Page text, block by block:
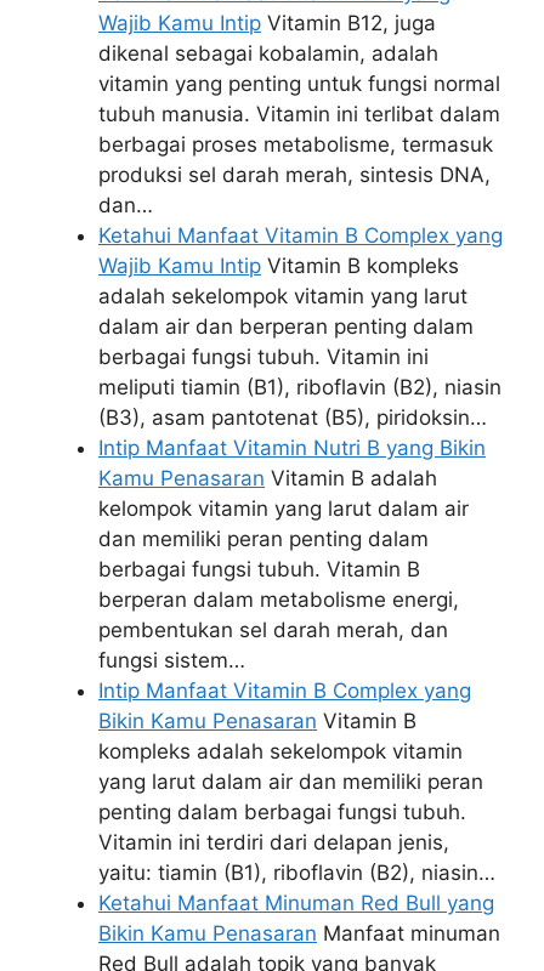
Wajib Kamu Intip Vitamin B12, juga
dikenal sebagai kobalamin, adalah
vitamin yang penting untuk fungsi normal
tubuh manusia. Vitamin ini terlibat dalam
berbagai proses metabolisme, termasuk
produksi sel darah merah, sintesis DNA,
dan…
Ketahui Manfaat Vitamin B Complex yang
Wajib Kamu Intip Vitamin B kompleks
adalah sekelompok vitamin yang larut
dalam air dan berperan penting dalam
berbagai fungsi tubuh. Vitamin ini
meliputi tiamin (B1), riboflavin (B2), niasin
(B3), asam pantotenat (B5), piridoksin…
Intip Manfaat Vitamin Nutri B yang Bikin
Kamu Penasaran Vitamin B adalah
kelompok vitamin yang larut dalam air
dan memiliki peran penting dalam
berbagai fungsi tubuh. Vitamin B
berperan dalam metabolisme energi,
pembentukan sel darah merah, dan
fungsi sistem…
Intip Manfaat Vitamin B Complex yang
Bikin Kamu Penasaran Vitamin B
kompleks adalah sekelompok vitamin
yang larut dalam air dan memiliki peran
penting dalam berbagai fungsi tubuh.
Vitamin ini terdiri dari delapan jenis,
yaitu: tiamin (B1), riboflavin (B2), niasin…
Ketahui Manfaat Minuman Red Bull yang
Bikin Kamu Penasaran Manfaat minuman
Red Bull adalah topik yang banyak